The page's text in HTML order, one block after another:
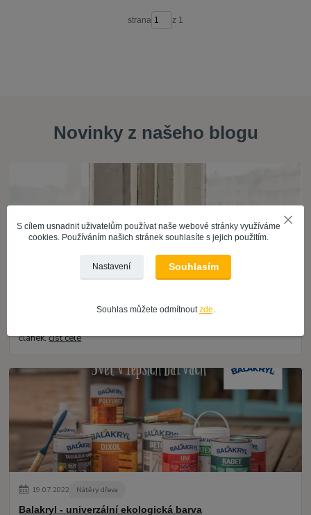
strana z 1
Novinky z našeho blogu
Jak na renovaci dřevěných oken
článek.číst celé
19.07.2022 Nátěry dřeva
Balakryl - univerzální ekologická barva
S cílem usnadnit uživatelům používat naše webové stránky využíváme
cookies. Používáním našich stránek souhlasíte s jejich použitím.
Nastavení Souhlasím
Souhlas můžete odmítnout zde